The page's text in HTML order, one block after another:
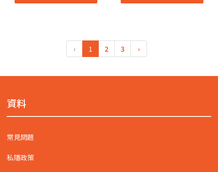
‹ 1 2 3 ›
資料
常見問題
私隱政策